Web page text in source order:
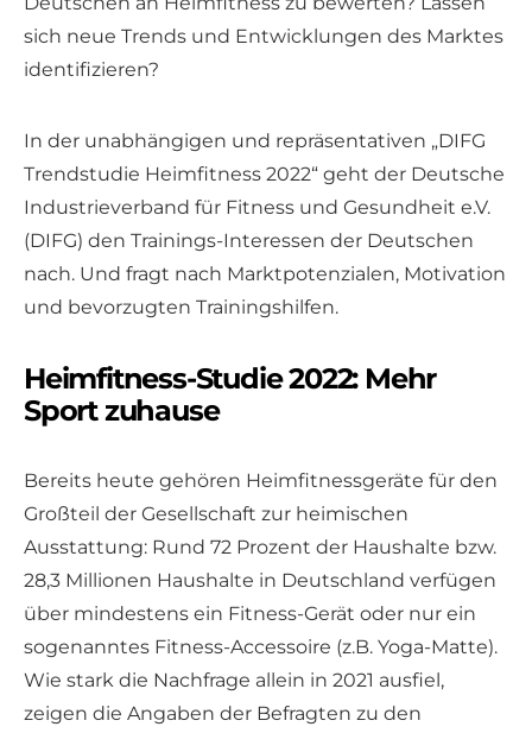
sich neue Trends und Entwicklungen des Marktes
identifizieren?
In der unabhängigen und repräsentativen „DIFG
Trendstudie Heimfitness 2022“ geht der Deutsche
Industrieverband für Fitness und Gesundheit e.V.
(DIFG) den Trainings-Interessen der Deutschen
nach. Und fragt nach Marktpotenzialen, Motivation
und bevorzugten Trainingshilfen.
Heimfitness-Studie 2022: Mehr
Sport zuhause
Bereits heute gehören Heimfitnessgeräte für den
Großteil der Gesellschaft zur heimischen
Ausstattung: Rund 72 Prozent der Haushalte bzw.
28,3 Millionen Haushalte in Deutschland verfügen
über mindestens ein Fitness-Gerät oder nur ein
sogenanntes Fitness-Accessoire (z.B. Yoga-Matte).
Wie stark die Nachfrage allein in 2021 ausfiel,
zeigen die Angaben der Befragten zu den